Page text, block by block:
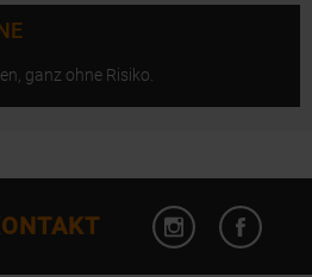
ganz ohne Risiko.
Instagram